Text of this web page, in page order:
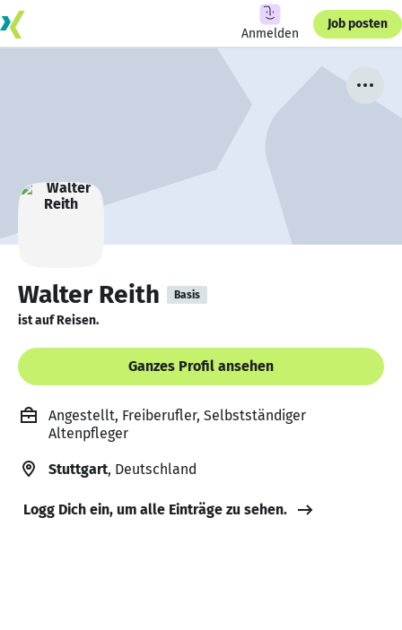
Anmelden
Job posten
Walter Reith Basis
ist auf Reisen.
Ganzes Profil ansehen
Angestellt, Freiberufler, Selbstständiger
Altenpfleger
Stuttgart, Deutschland
Logg Dich ein, um alle Einträge zu sehen.